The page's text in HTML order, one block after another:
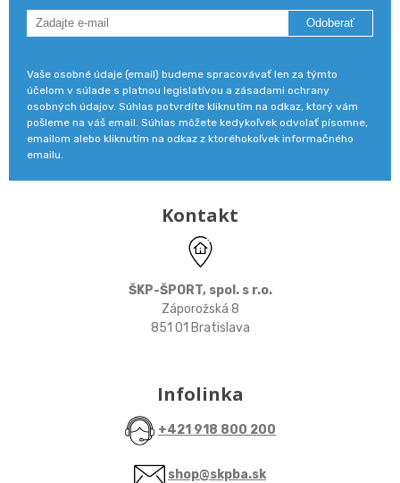
Odoberať
Vaše osobné údaje (email) budeme spracovávať len za týmto
účelom v súlade s platnou legislatívou a zásadami ochrany
osobných údajov. Súhlas potvrdíte kliknutím na odkaz, ktorý vám
pošleme na váš email. Súhlas môžete kedykoľvek odvolať písomne,
emailom alebo kliknutím na odkaz z ktoréhokoľvek informačného
emailu.
Kontakt
ŠKP-ŠPORT, spol. s r.o.
Záporožská 8
851 01 Bratislava
Infolinka
+421 918 800 200
shop@skpba.sk